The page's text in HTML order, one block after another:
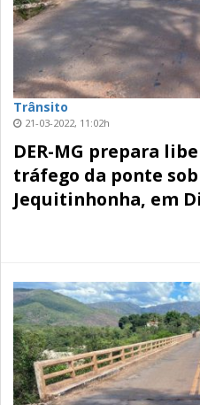
Trânsito
21-03-2022, 11:02h
DER-MG prepara
tráfego da ponte
Jequitinhonha, em